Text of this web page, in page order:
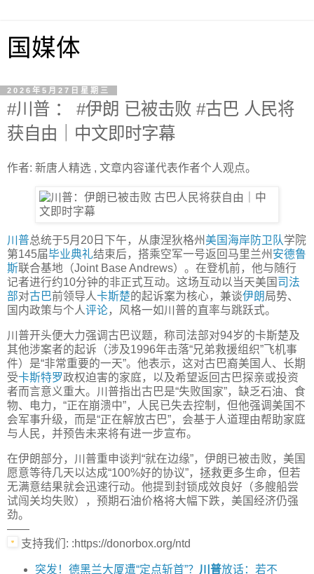
国媒体
2026年5月27日星期三
#川普 ： #伊朗 已被击败 #古巴 人民将
获自由｜中文即时字幕
作者: 新唐人精选 , 文章内容谨代表作者个人观点。
川普总统于5月20日下午，从康涅狄格州美国 海岸防卫队学院
第145届毕业典礼结束后，搭乘空军一号返回马里兰州 安德鲁
斯联合基地（Joint Base Andrews）。在登机前，他与随行
记者进行约10分钟的非正式互动。这场互动以当天美国 司法
部对古巴前领导人卡斯楚的起诉案为核心，兼谈伊朗局势、
国内政策与个人评论，风格一如川普的直率与跳跃式。
川普开头便大力强调古巴议题，称司法部对94岁的卡斯楚及
其他涉案者的起诉（涉及1996年击落“兄弟救援组织”飞机事
件）是“非常重要的一天”。他表示，这对古巴裔美国人、长期
受卡斯特罗政权迫害的家庭，以及希望返回古巴探亲或投资
者而言意义重大。川普指出古巴是“失败国家”，缺乏石油、食
物、电力，“正在崩溃中”，人民已失去控制，但他强调美国不
会军事升级，而是“正在解放古巴”，会基于人道理由帮助家庭
与人民，并预告未来将有进一步宣布。
在伊朗部分，川普重申谈判“就在边缘”，伊朗已被击败，美国
愿意等待几天以达成“100%好的协议”，拯救更多生命，但若
无满意结果就会迅速行动。他提到封锁成效良好（多艘船尝
试闯关均失败），预期石油价格将大幅下跌，美国经济仍强
劲。
——
支持我们: :https://donorbox.org/ntd
突发！德黑兰大厦遭“定点斩首”？ 川普放话：若不